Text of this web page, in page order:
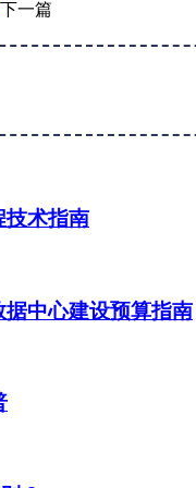
下一篇
技术指南
中心建设预算指南